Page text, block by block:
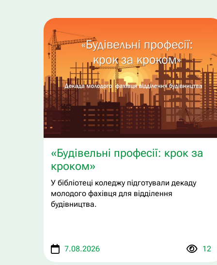
«Будівельні професії: крок за
кроком»
У бібліотеці коледжу підготували декаду
молодого фахівця для відділення
будівництва.
7.08.2026 12